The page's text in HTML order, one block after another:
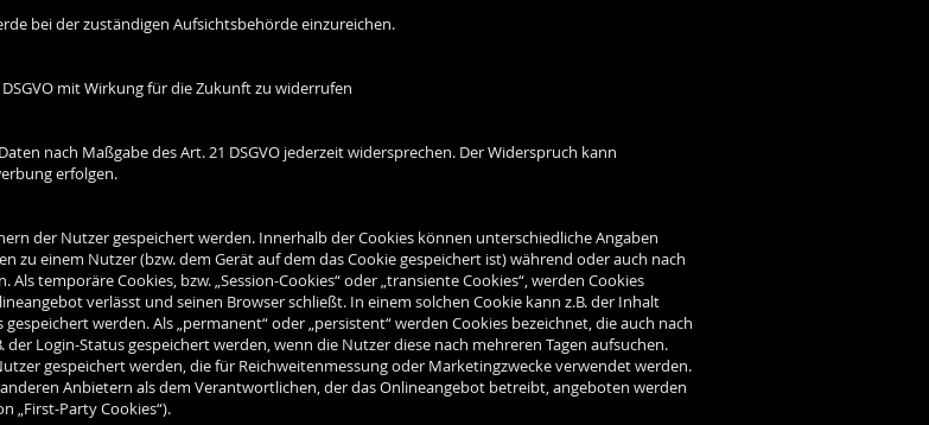
bei der zuständigen Aufsichtsbehörde einzureichen.
mit Wirkung für die Zukunft zu widerrufen
nach Maßgabe des Art. 21 DSGVO jederzeit widersprechen. Der Widerspruch kann
erfolgen.
der Nutzer gespeichert werden. Innerhalb der Cookies können unterschiedliche Angaben
zu einem Nutzer (bzw. dem Gerät auf dem das Cookie gespeichert ist) während oder auch nach
temporäre Cookies, bzw. „Session-Cookies“ oder „transiente Cookies“, werden Cookies
verlässt und seinen Browser schließt. In einem solchen Cookie kann z.B. der Inhalt
werden. Als „permanent“ oder „persistent“ werden Cookies bezeichnet, die auch nach
der Login-Status gespeichert werden, wenn die Nutzer diese nach mehreren Tagen aufsuchen.
gespeichert werden, die für Reichweitenmessung oder Marketingzwecke verwendet werden.
Anbietern als dem Verantwortlichen, der das Onlineangebot betreibt, angeboten werden
„First-Party Cookies“).